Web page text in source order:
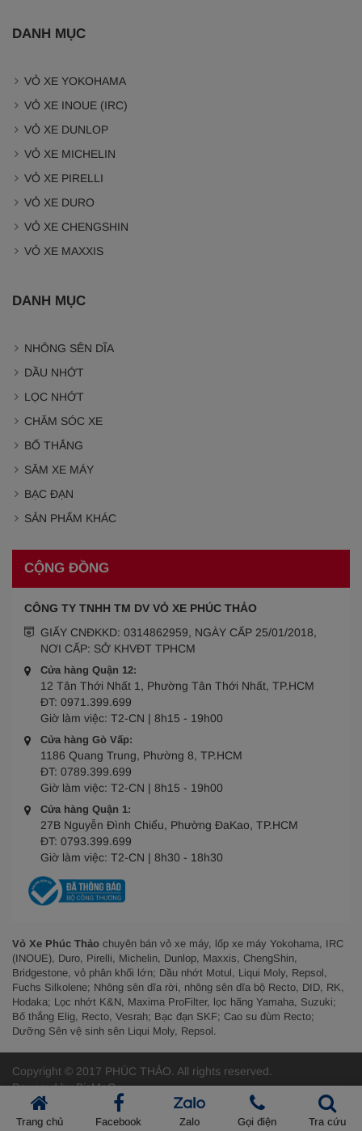
DANH MỤC
VỎ XE YOKOHAMA
VỎ XE INOUE (IRC)
VỎ XE DUNLOP
VỎ XE MICHELIN
VỎ XE PIRELLI
VỎ XE DURO
VỎ XE CHENGSHIN
VỎ XE MAXXIS
DANH MỤC
NHÔNG SÊN DĨA
DẦU NHỚT
LỌC NHỚT
CHĂM SÓC XE
BỐ THẮNG
SĂM XE MÁY
BẠC ĐẠN
SẢN PHẨM KHÁC
CỘNG ĐỒNG
CÔNG TY TNHH TM DV VỎ XE PHÚC THẢO
GIẤY CNĐKKD: 0314862959, NGÀY CẤP 25/01/2018,
NƠI CẤP: SỞ KHVĐT TPHCM
Cửa hàng Quận 12:
12 Tân Thới Nhất 1, Phường Tân Thới Nhất, TP.HCM
ĐT: 0971.399.699
Giờ làm việc: T2-CN | 8h15 - 19h00
Cửa hàng Gò Vấp:
1186 Quang Trung, Phường 8, TP.HCM
ĐT: 0789.399.699
Giờ làm việc: T2-CN | 8h15 - 19h00
Cửa hàng Quận 1:
27B Nguyễn Đình Chiểu, Phường ĐaKao, TP.HCM
ĐT: 0793.399.699
Giờ làm việc: T2-CN | 8h30 - 18h30
Vỏ Xe Phúc Thảo chuyên bán vỏ xe máy, lốp xe máy Yokohama, IRC
(INOUE), Duro, Pirelli, Michelin, Dunlop, Maxxis, ChengShin,
Bridgestone, vỏ phân khối lớn; Dầu nhớt Motul, Liqui Moly, Repsol,
Fuchs Silkolene; Nhông sên dĩa rời, nhông sên dĩa bộ Recto, DID, RK,
Hodaka; Lọc nhớt K&N, Maxima ProFilter, lọc hãng Yamaha, Suzuki;
Bố thắng Elig, Recto, Vesrah; Bạc đạn SKF; Cao su đùm Recto;
Dưỡng Sên vệ sinh sên Liqui Moly, Repsol.
Copyright © 2017 PHÚC THẢO. All rights reserved.
Powered byBizMaC
Trang chủ Facebook Zalo Gọi điện Tra cứu